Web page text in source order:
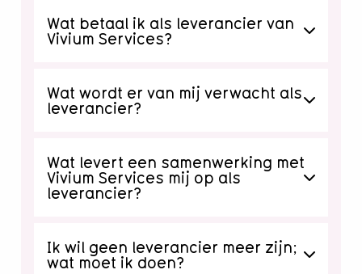
Wat betaal ik als leverancier van
Vivium Services?
Wat wordt er van mij verwacht als
leverancier?
Wat levert een samenwerking met
Vivium Services mij op als
leverancier?
Ik wil geen leverancier meer zijn;
wat moet ik doen?